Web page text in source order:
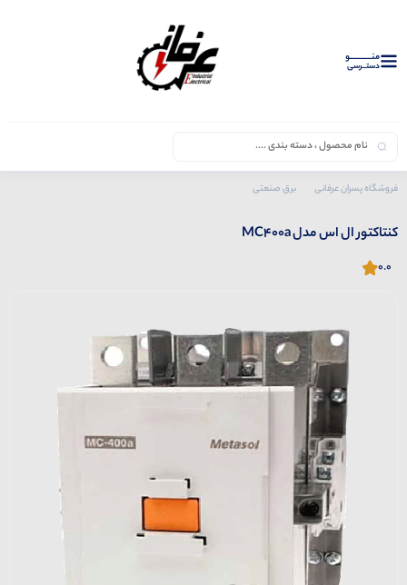
منــــــــــــو
دستــرسی
فروشگاه پسران عرفانی برق صنعتی
کنتاکتور ال اس مدل MC400a
0.0